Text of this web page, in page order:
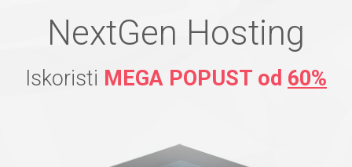
NextGen Hosting
Iskoristi MEGA POPUST od 60%